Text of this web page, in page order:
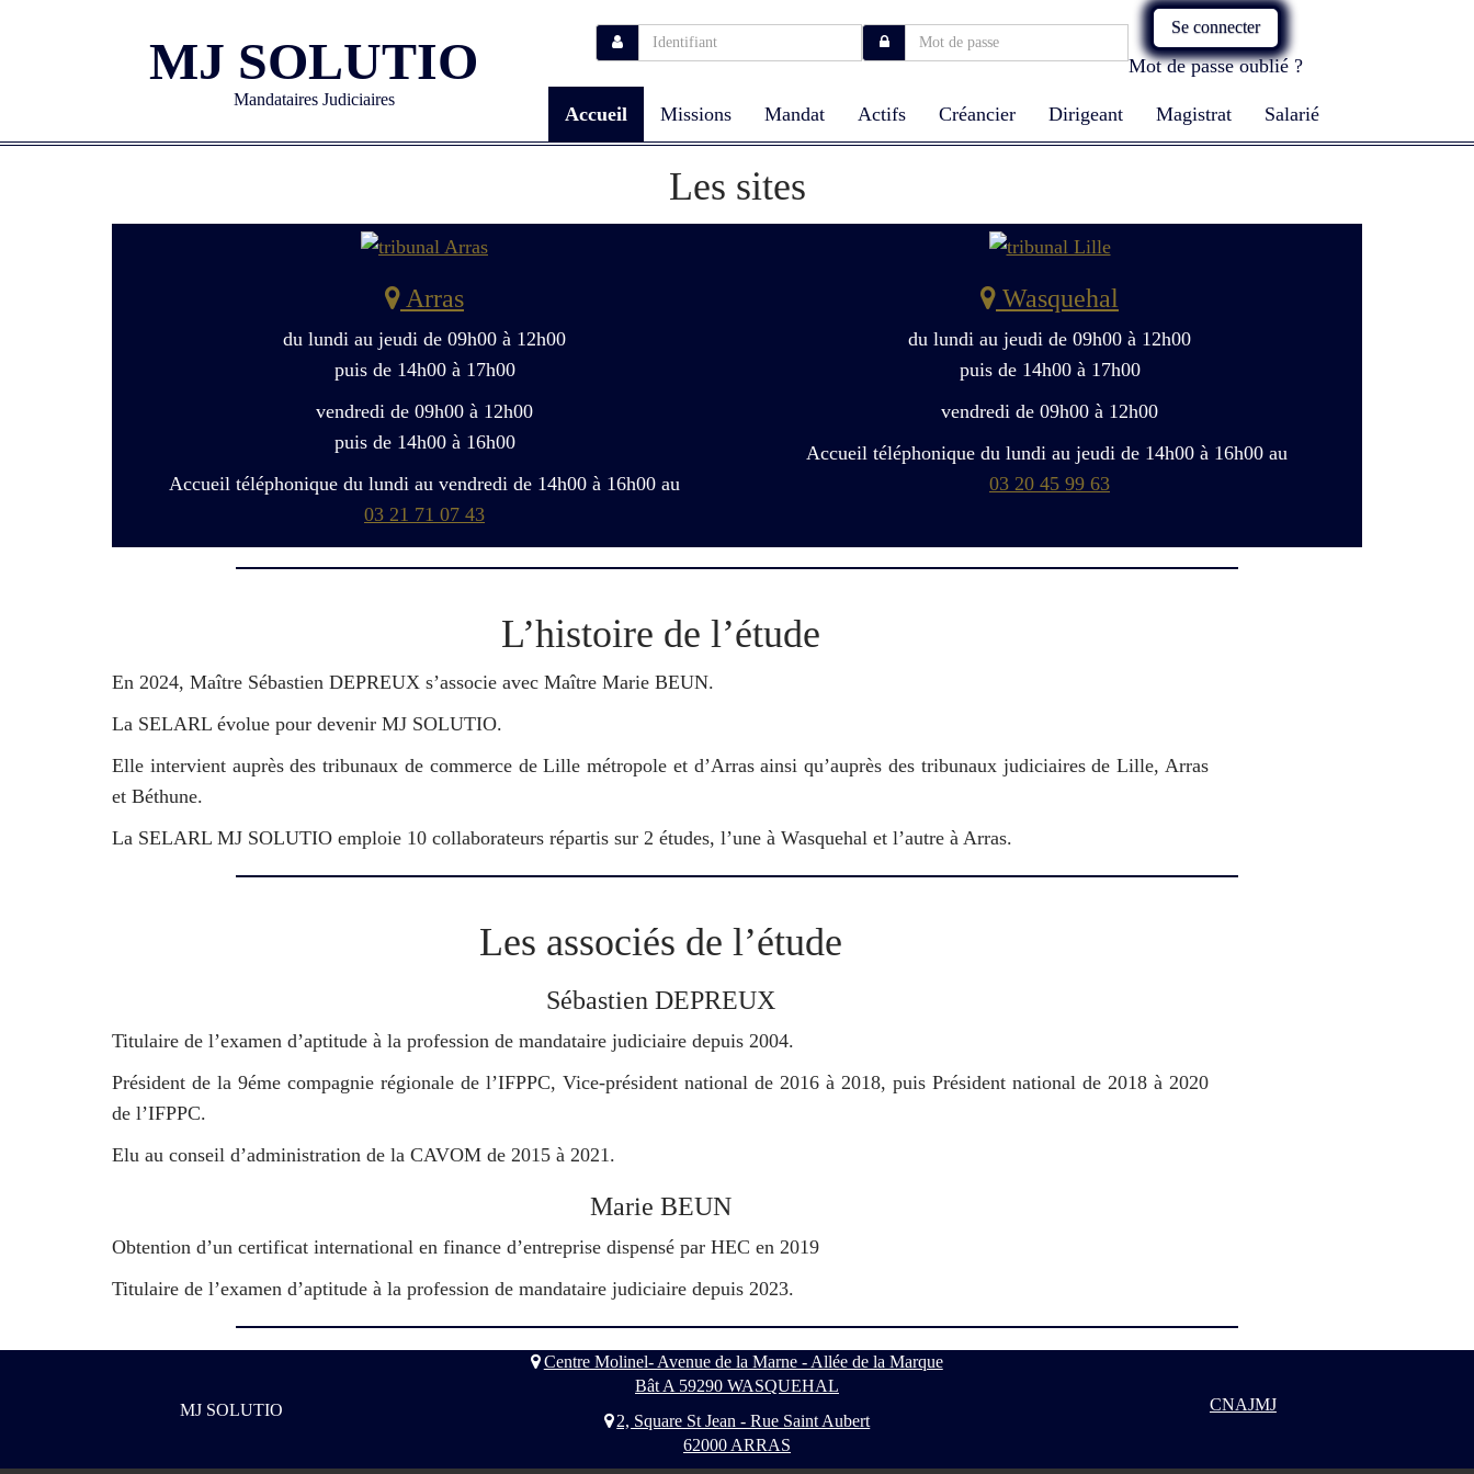
MJ SOLUTIO
Mandataires Judiciaires
Se connecter
Mot de passe oublié ?
Accueil Missions Mandat Actifs Créancier Dirigeant Magistrat Salarié
Les sites
Arras
du lundi au jeudi de 09h00 à 12h00
puis de 14h00 à 17h00
vendredi de 09h00 à 12h00
puis de 14h00 à 16h00
Accueil téléphonique du lundi au vendredi de 14h00 à 16h00 au
03 21 71 07 43
Wasquehal
du lundi au jeudi de 09h00 à 12h00
puis de 14h00 à 17h00
vendredi de 09h00 à 12h00
Accueil téléphonique du lundi au jeudi de 14h00 à 16h00 au
03 20 45 99 63
L’histoire de l’étude
En 2024, Maître Sébastien DEPREUX s’associe avec Maître Marie BEUN.
La SELARL évolue pour devenir MJ SOLUTIO.
Elle intervient auprès des tribunaux de commerce de Lille métropole et d’Arras ainsi qu’auprès des tribunaux judiciaires de Lille, Arras
et Béthune.
La SELARL MJ SOLUTIO emploie 10 collaborateurs répartis sur 2 études, l’une à Wasquehal et l’autre à Arras.
Les associés de l’étude
Sébastien DEPREUX
Titulaire de l’examen d’aptitude à la profession de mandataire judiciaire depuis 2004.
Président de la 9éme compagnie régionale de l’IFPPC, Vice-président national de 2016 à 2018, puis Président national de 2018 à 2020
de l’IFPPC.
Elu au conseil d’administration de la CAVOM de 2015 à 2021.
Marie BEUN
Obtention d’un certificat international en finance d’entreprise dispensé par HEC en 2019
Titulaire de l’examen d’aptitude à la profession de mandataire judiciaire depuis 2023.
MJ SOLUTIO
Centre Molinel- Avenue de la Marne - Allée de la Marque
Bât A 59290 WASQUEHAL
2, Square St Jean - Rue Saint Aubert
62000 ARRAS
CNAJMJ